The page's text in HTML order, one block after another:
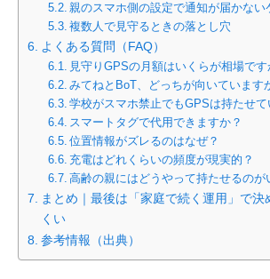
親のスマホ側の設定で通知が届かない
複数人で見守るときの落とし穴
よくある質問（FAQ）
見守りGPSの月額はいくらが相場です
みてねとBoT、どっちが向いています
学校がスマホ禁止でもGPSは持たせて
スマートタグで代用できますか？
位置情報がズレるのはなぜ？
充電はどれくらいの頻度が現実的？
高齢の親にはどうやって持たせるのが
まとめ｜最後は「家庭で続く運用」で決
くい
参考情報（出典）